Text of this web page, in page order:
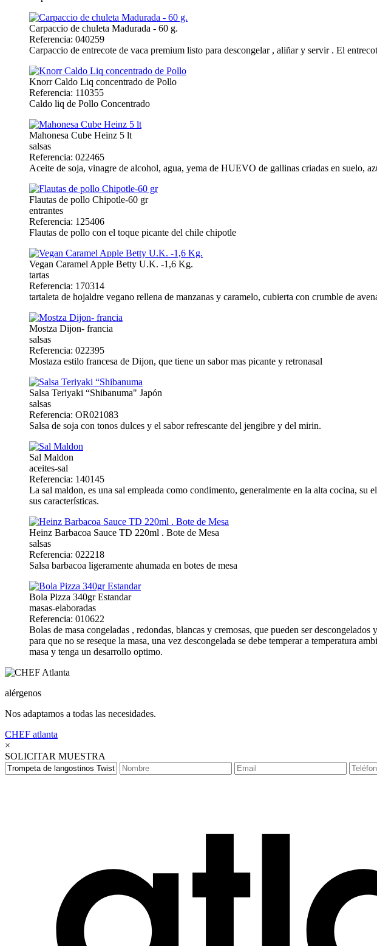
Carpaccio de chuleta Madurada - 60 g.
Referencia: 040259
Carpaccio de entrecote de vaca premium listo para descongelar , aliñar y servir . El
Knorr Caldo Liq concentrado de Pollo
Referencia: 110355
Caldo liq de Pollo Concentrado
Mahonesa Cube Heinz 5 lt
salsas
Referencia: 022465
Aceite de soja, vinagre de alcohol, agua, yema de HUEVO de gallinas criadas en suelo,
Flautas de pollo Chipotle-60 gr
entrantes
Referencia: 125406
Flautas de pollo con el toque picante del chile chipotle
Vegan Caramel Apple Betty U.K. -1,6 Kg.
tartas
Referencia: 170314
tartaleta de hojaldre vegano rellena de manzanas y caramelo, cubierta con crumble de
Mostza Dijon- francia
salsas
Referencia: 022395
Mostaza estilo francesa de Dijon, que tiene un sabor mas picante y retronasal
Salsa Teriyaki “Shibanuma" Japón
salsas
Referencia: OR021083
Salsa de soja con tonos dulces y el sabor refrescante del jengibre y del mirin.
Sal Maldon
aceites-sal
Referencia: 140145
La sal maldon, es una sal empleada como condimento, generalmente en la alta cocina,
sus características.
Heinz Barbacoa Sauce TD 220ml . Bote de Mesa
salsas
Referencia: 022218
Salsa barbacoa ligeramente ahumada en botes de mesa
Bola Pizza 340gr Estandar
masas-elaboradas
Referencia: 010622
Bolas de masa congeladas , redondas, blancas y cremosas, que pueden ser
para que no se reseque la masa, una vez descongelada se debe temperar a temperatura
masa y tenga un desarrollo optimo.
alérgenos
Nos adaptamos a todas las necesidades.
CHEF atlanta
×
SOLICITAR MUESTRA